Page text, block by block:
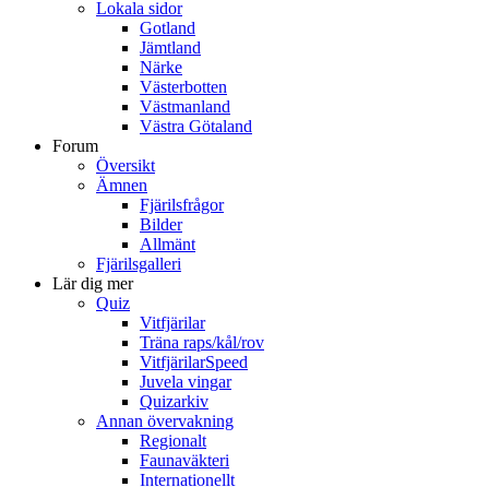
Lokala sidor
Gotland
Jämtland
Närke
Västerbotten
Västmanland
Västra Götaland
Forum
Översikt
Ämnen
Fjärilsfrågor
Bilder
Allmänt
Fjärilsgalleri
Lär dig mer
Quiz
Vitfjärilar
Träna raps/kål/rov
VitfjärilarSpeed
Juvela vingar
Quizarkiv
Annan övervakning
Regionalt
Faunaväkteri
Internationellt